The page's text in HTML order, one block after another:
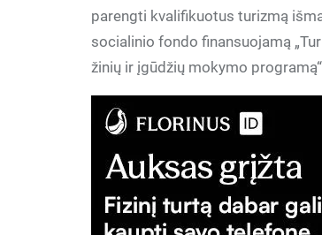
parengti kvalifikuotus turizmą
socialinio fondo finansuojamą
žinių ir įgūdžių mokymo